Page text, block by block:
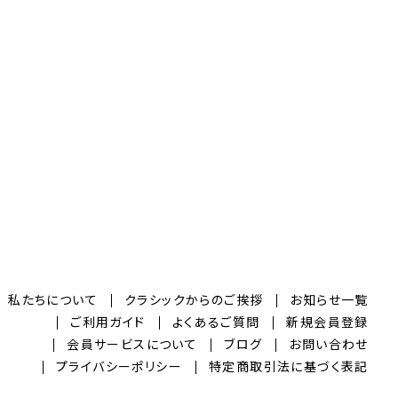
私たちについて クラシックからのご挨拶
お知らせ一覧
ご利用ガイド
よくあるご質問
新規会員登録
会員サービスについて
ブログ
お問い合わせ
プライバシーポリシー
特定商取引法に基づく表記